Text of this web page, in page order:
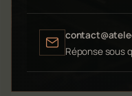
Réponse sous